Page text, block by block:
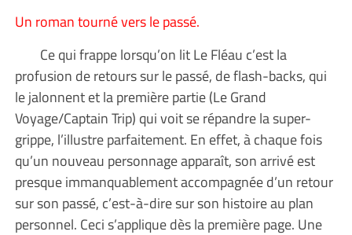
Un roman tourné vers le passé.
Ce qui frappe lorsqu’on lit Le Fléau c’est la
profusion de retours sur le passé, de flash-backs, qui
le jalonnent et la première partie (Le Grand
Voyage/Captain Trip) qui voit se répandre la super-
grippe, l’illustre parfaitement. En effet, à chaque fois
qu’un nouveau personnage apparaît, son arrivé est
presque immanquablement accompagnée d’un retour
sur son passé, c’est-à-dire sur son histoire au plan
personnel. Ceci s’applique dès la première page. Une